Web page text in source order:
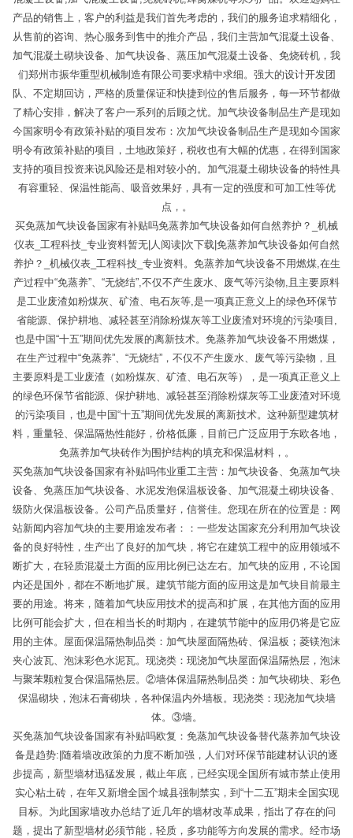
产品的销售上，客户的利益是我们首先考虑的，我们的服务追求精细化，
从售前的咨询、热心服务到售中的推介产品，我们主营加气混凝土设备、
加气混凝土砌块设备、加气块设备、蒸压加气混凝土设备、免烧砖机，我
们郑州市振华重型机械制造有限公司要求精中求细。强大的设计开发团
队、不定期回访，严格的质量保证和快捷到位的售后服务，每一环节都做
了精心安排，解决了客户一系列的后顾之忧。加气块设备制品生产是现如
今国家明令有政策补贴的项目发布：次加气块设备制品生产是现如今国家
明令有政策补贴的项目，土地政策好，税收也有大幅的优惠，在得到国家
支持的项目投资来说风险还是相对较小的。加气混凝土砌块设备的特性具
有容重轻、保温性能高、吸音效果好，具有一定的强度和可加工性等优
点，。
买免蒸加气块设备国家有补贴吗免蒸养加气块设备如何自然养护？_机械
仪表_工程科技_专业资料暂无|人阅读|次下载|免蒸养加气块设备如何自然
养护？_机械仪表_工程科技_专业资料。免蒸养加气块设备不用燃煤,在生
产过程中“免蒸养”、“无烧结”,不仅不产生废水、废气等污染物,且主要原料
是工业废渣如粉煤灰、矿渣、电石灰等,是一项真正意义上的绿色环保节
省能源、保护耕地、减轻甚至消除粉煤灰等工业废渣对环境的污染项目,
也是中国“十五”期间优先发展的离新技术。免蒸养加气块设备不用燃煤，
在生产过程中“免蒸养”、“无烧结”，不仅不产生废水、废气等污染物，且
主要原料是工业废渣（如粉煤灰、矿渣、电石灰等），是一项真正意义上
的绿色环保节省能源、保护耕地、减轻甚至消除粉煤灰等工业废渣对环境
的污染项目，也是中国“十五”期间优先发展的离新技术。这种新型建筑材
料，重量轻、保温隔热性能好，价格低廉，目前已广泛应用于东欧各地，
免蒸养加气块砖作为围护结构的填充和保温材料，。
买免蒸加气块设备国家有补贴吗伟业重工主营：加气块设备、免蒸加气块
设备、免蒸压加气块设备、水泥发泡保温板设备、加气混凝土砌块设备、
级防火保温板设备。公司产品质量好，信誉佳。您现在所在的位置是：网
站新闻内容加气块的主要用途发布者：：一些发达国家充分利用加气块设
备的良好特性，生产出了良好的加气块，将它在建筑工程中的应用领域不
断扩大，在轻质混凝土方面的应用比例已达左右。加气块的应用，不论国
内还是国外，都在不断地扩展。建筑节能方面的应用这是加气块目前最主
要的用途。将来，随着加气块应用技术的提高和扩展，在其他方面的应用
比例可能会扩大，但在相当长的时期内，在建筑节能中的应用仍将是它应
用的主体。屋面保温隔热制品类：加气块屋面隔热砖、保温板；菱镁泡沫
夹心波瓦、泡沫彩色水泥瓦。现浇类：现浇加气块屋面保温隔热层，泡沫
与聚苯颗粒复合保温隔热层。②墙体保温隔热制品类：加气块砌块、彩色
保温砌块，泡沫石膏砌块，各种保温内外墙板。现浇类：现浇加气块墙
体。③墙。
买免蒸加气块设备国家有补贴吗欧复：免蒸加气块设备替代蒸养加气块设
备是趋势:|随着墙改政策的力度不断加强，人们对环保节能建材认识的逐
步提高，新型墙材迅猛发展，截止年底，已经实现全国所有城市禁止使用
实心粘土砖，在年又新增全国个城县强制禁实，到“十二五”期未全国实现
目标。为此国家墙改办总结了近几年的墙材改革成果，指出了存在的问
题，提出了新型墙材必须节能，轻质，多功能等方向发展的需求。经市场